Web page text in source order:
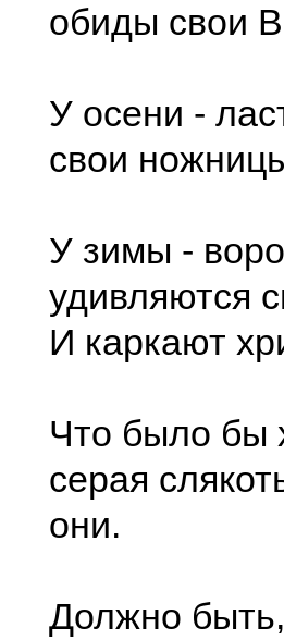
обиды свои
У осени -
свои
У зимы -
удивляются
И каркают
Что было бы
серая
они.
Должно